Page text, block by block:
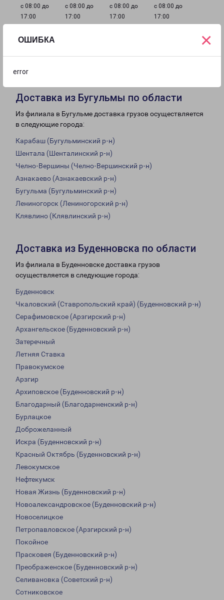
ОШИБКА
error
×
с 08:00 до
17:00
с 08:00 до
17:00
с 08:00 до
17:00
с 08:00 до
17:00
Доставка из Бугульмы по области
Из филиала в Бугульме доставка грузов осуществляется
в следующие города:
Карабаш (Бугульминский р-н)
Шентала (Шенталинский р-н)
Челно-Вершины (Челно-Вершинский р-н)
Азнакаево (Азнакаевский р-н)
Бугульма (Бугульминский р-н)
Лениногорск (Лениногорский р-н)
Клявлино (Клявлинский р-н)
Доставка из Буденновска по области
Из филиала в Буденновске доставка грузов
осуществляется в следующие города:
Буденновск
Чкаловский (Ставропольский край) (Буденновский р-н)
Серафимовское (Арзгирский р-н)
Архангельское (Буденновский р-н)
Затеречный
Летняя Ставка
Правокумское
Арзгир
Архиповское (Буденновский р-н)
Благодарный (Благодарненский р-н)
Бурлацкое
Доброжеланный
Искра (Буденновский р-н)
Красный Октябрь (Буденновский р-н)
Левокумское
Нефтекумск
Новая Жизнь (Буденновский р-н)
Новоалександровское (Буденновский р-н)
Новоселицкое
Петропавловское (Арзгирский р-н)
Покойное
Прасковея (Буденновский р-н)
Преображенское (Буденновский р-н)
Селивановка (Советский р-н)
Сотниковское